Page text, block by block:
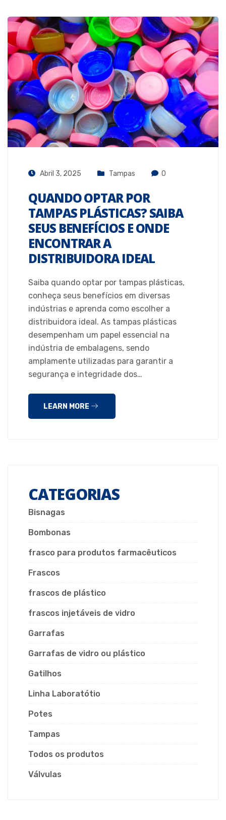
Abril 3, 2025 Tampas 0
QUANDO OPTAR POR
TAMPAS PLÁSTICAS? SAIBA
SEUS BENEFÍCIOS E ONDE
ENCONTRAR A
DISTRIBUIDORA IDEAL
Saiba quando optar por tampas plásticas,
conheça seus benefícios em diversas
indústrias e aprenda como escolher a
distribuidora ideal. As tampas plásticas
desempenham um papel essencial na
indústria de embalagens, sendo
amplamente utilizadas para garantir a
segurança e integridade dos…
LEARN MORE
CATEGORIAS
Bisnagas
Bombonas
frasco para produtos farmacêuticos
Frascos
frascos de plástico
frascos injetáveis de vidro
Garrafas
Garrafas de vidro ou plástico
Gatilhos
Linha Laboratótio
Potes
Tampas
Todos os produtos
Válvulas